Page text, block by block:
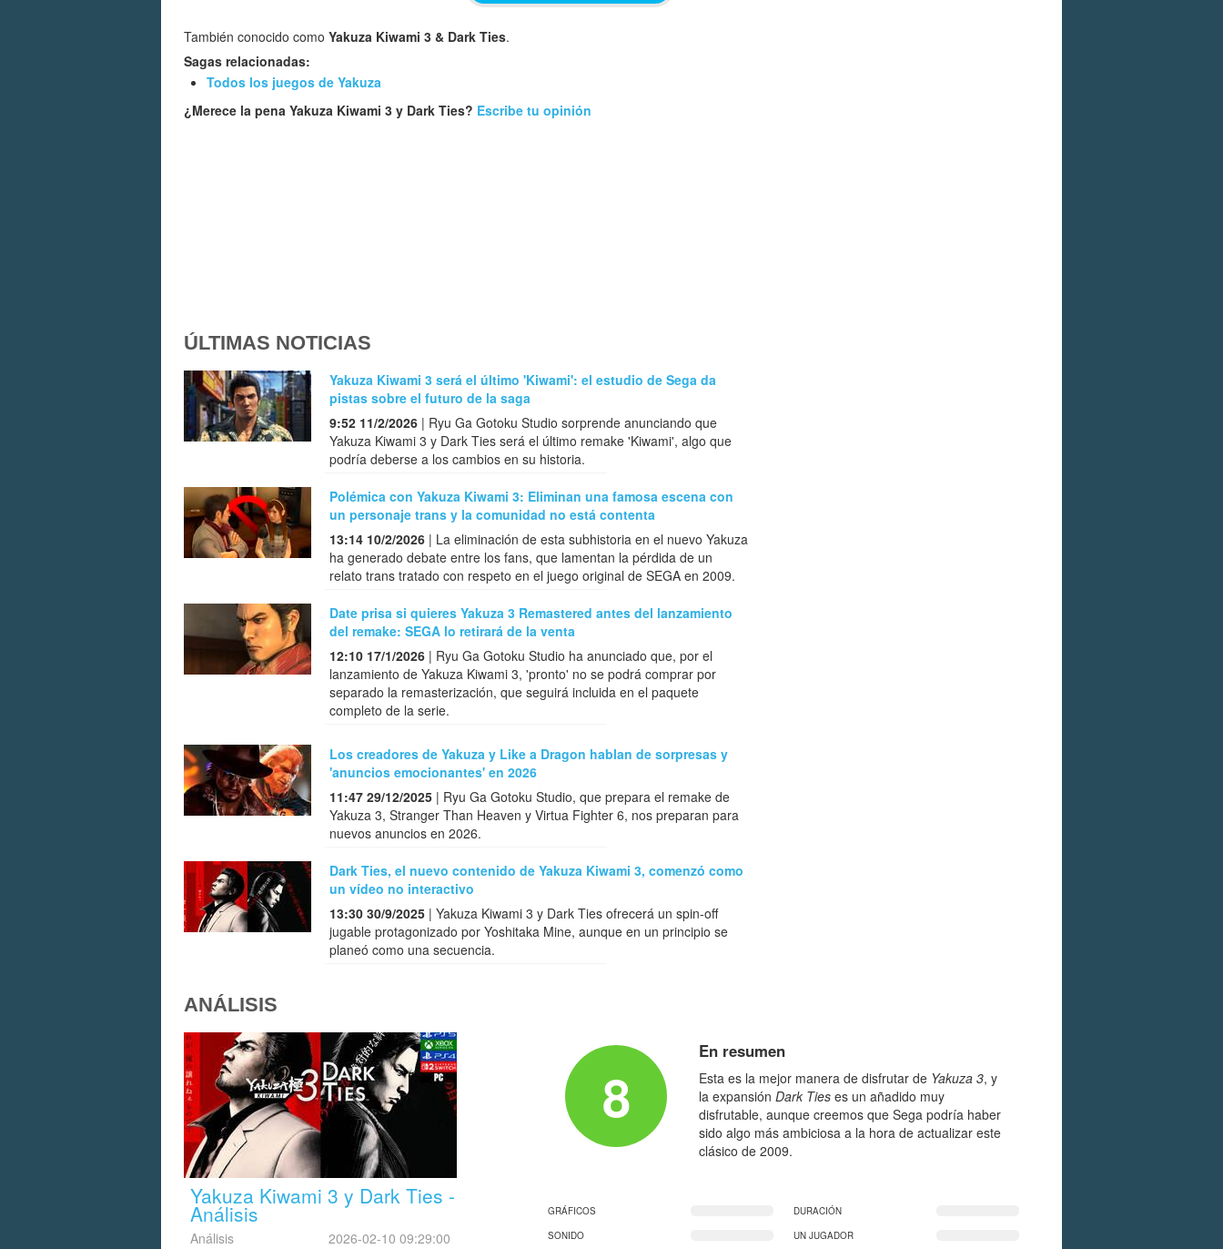
También conocido como Yakuza Kiwami 3 & Dark Ties.
Sagas relacionadas:
Todos los juegos de Yakuza
¿Merece la pena Yakuza Kiwami 3 y Dark Ties? Escribe tu opinión
ÚLTIMAS NOTICIAS
Yakuza Kiwami 3 será el último 'Kiwami': el estudio de Sega da
pistas sobre el futuro de la saga
9:52 11/2/2026 | Ryu Ga Gotoku Studio sorprende anunciando que
Yakuza Kiwami 3 y Dark Ties será el último remake 'Kiwami', algo que
podría deberse a los cambios en su historia.
Polémica con Yakuza Kiwami 3: Eliminan una famosa escena con
un personaje trans y la comunidad no está contenta
13:14 10/2/2026 | La eliminación de esta subhistoria en el nuevo Yakuza
ha generado debate entre los fans, que lamentan la pérdida de un
relato trans tratado con respeto en el juego original de SEGA en 2009.
Date prisa si quieres Yakuza 3 Remastered antes del lanzamiento
del remake: SEGA lo retirará de la venta
12:10 17/1/2026 | Ryu Ga Gotoku Studio ha anunciado que, por el
lanzamiento de Yakuza Kiwami 3, 'pronto' no se podrá comprar por
separado la remasterización, que seguirá incluida en el paquete
completo de la serie.
Los creadores de Yakuza y Like a Dragon hablan de sorpresas y
'anuncios emocionantes' en 2026
11:47 29/12/2025 | Ryu Ga Gotoku Studio, que prepara el remake de
Yakuza 3, Stranger Than Heaven y Virtua Fighter 6, nos preparan para
nuevos anuncios en 2026.
Dark Ties, el nuevo contenido de Yakuza Kiwami 3, comenzó como
un vídeo no interactivo
13:30 30/9/2025 | Yakuza Kiwami 3 y Dark Ties ofrecerá un spin-off
jugable protagonizado por Yoshitaka Mine, aunque en un principio se
planeó como una secuencia.
ANÁLISIS
Yakuza Kiwami 3 y Dark Ties -
Análisis
Análisis 2026-02-10 09:29:00
8
En resumen
Esta es la mejor manera de disfrutar de Yakuza 3, y
la expansiónDark Ties es un añadido muy
disfrutable, aunque creemos que Sega podría haber
sido algo más ambiciosa a la hora de actualizar este
clásico de 2009.
GRÁFICOS
DURACIÓN
SONIDO
UN JUGADOR